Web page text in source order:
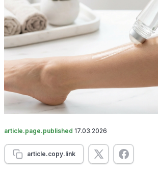
article.page.published 17.03.2026
article.copy.link